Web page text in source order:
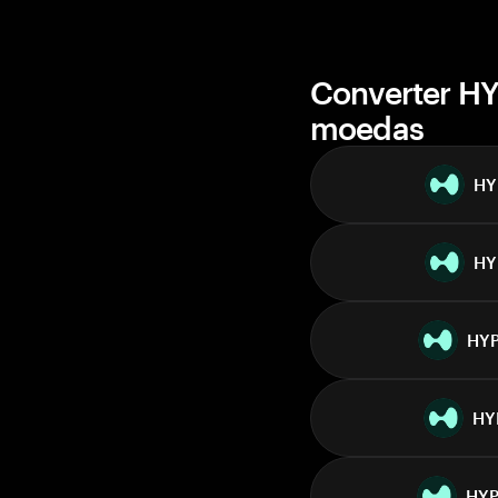
Converter
moedas